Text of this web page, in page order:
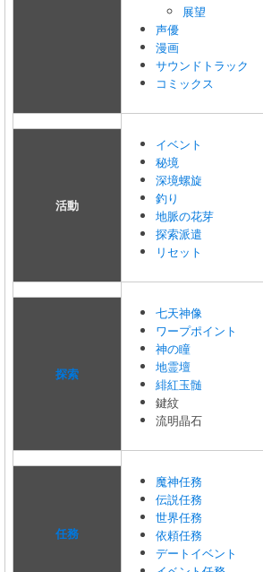
展望
声優
漫画
サウンドトラック
コミックス
活動
イベント
秘境
深境螺旋
釣り
地脈の花芽
探索派遣
リセット
探索
七天神像
ワープポイント
神の瞳
地霊壇
緋紅玉髄
鍵紋
流明晶石
任務
魔神任務
伝説任務
世界任務
依頼任務
デートイベント